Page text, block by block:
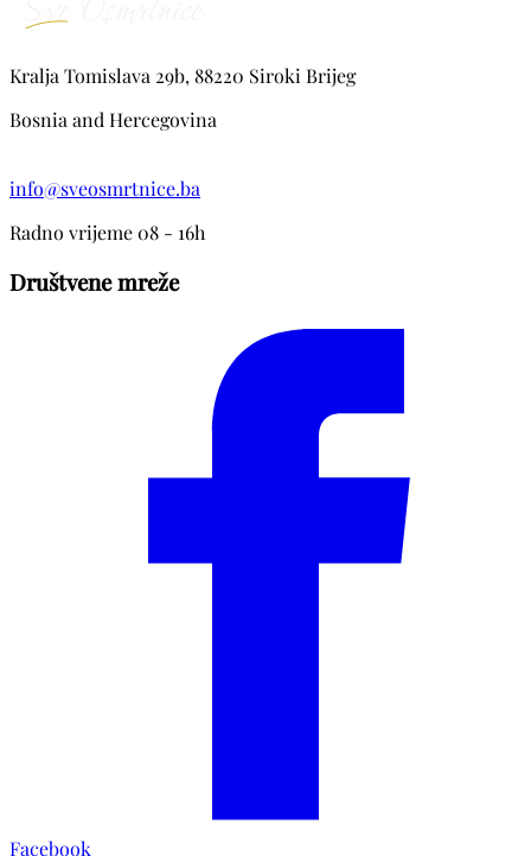
Kralja Tomislava 29b, 88220 Siroki Brijeg
Bosnia and Hercegovina
info@sveosmrtnice.ba
Radno vrijeme 08 - 16h
Društvene mreže
Facebook